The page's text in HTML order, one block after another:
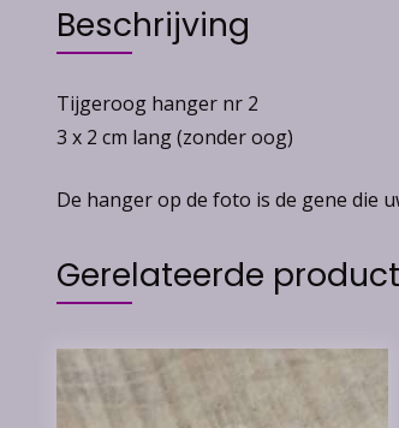
Beschrijving
Tijgeroog hanger nr 2
3 x 2 cm lang (zonder oog)
De hanger op de foto is de gene die
Gerelateerde